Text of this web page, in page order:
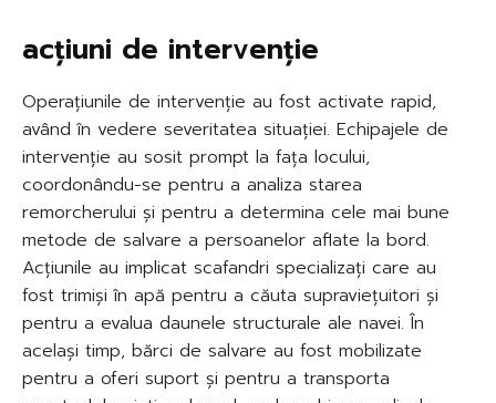
acțiuni de intervenție
Operațiunile de intervenție au fost activate rapid,
având în vedere severitatea situației. Echipajele de
intervenție au sosit prompt la fața locului,
coordonându-se pentru a analiza starea
remorcherului și pentru a determina cele mai bune
metode de salvare a persoanelor aflate la bord.
Acțiunile au implicat scafandri specializați care au
fost trimiși în apă pentru a căuta supraviețuitori și
pentru a evalua daunele structurale ale navei. În
același timp, bărci de salvare au fost mobilizate
pentru a oferi suport și pentru a transporta